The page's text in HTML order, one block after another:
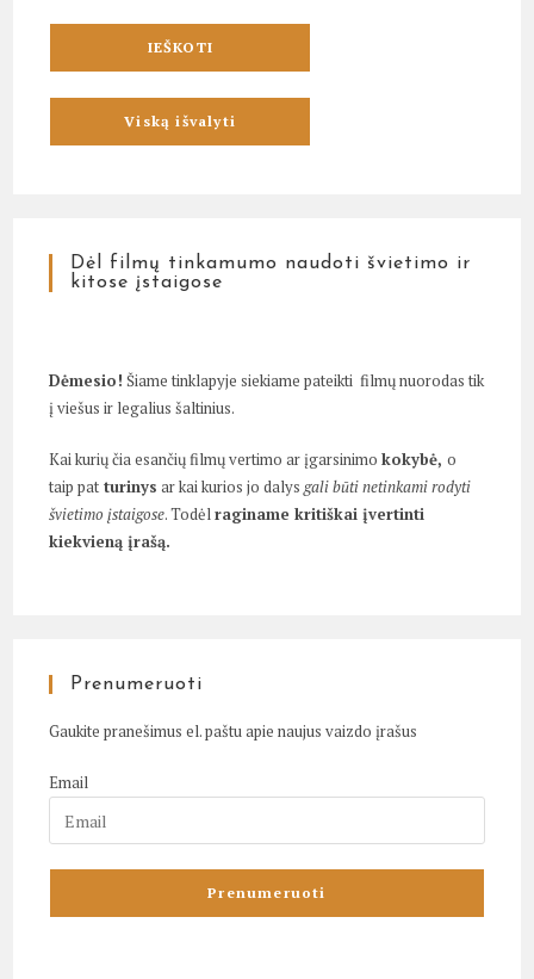
Dėl filmų tinkamumo naudoti švietimo ir
kitose įstaigose
Dėmesio! Šiame tinklapyje siekiame pateikti filmų nuorodas tik
į viešus ir legalius šaltinius.
Kai kurių čia esančių filmų vertimo ar įgarsinimokokybė,o
taip pat turinys ar kai kurios jo dalysgali būti netinkami rodyti
švietimo įstaigose. Todėlraginame kritiškai įvertinti
kiekvieną įrašą.
Prenumeruoti
Gaukite pranešimus el. paštu apie naujus vaizdo įrašus
Email